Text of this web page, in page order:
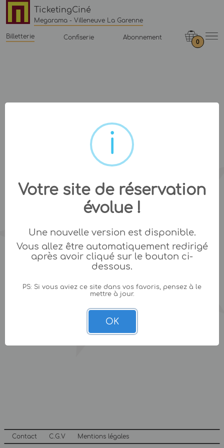
TicketingCiné
Megarama - Villeneuve La Garenne
Billetterie Confiserie Abonnement
0
Contact C.G.V Mentions légales
Votre site de réservation
évolue !
Une nouvelle version est disponible.
Vous allez être automatiquement redirigé
après avoir cliqué sur le bouton ci-
dessous.
PS: Si vous aviez ce site dans vos favoris, pensez à le
mettre à jour.
OK